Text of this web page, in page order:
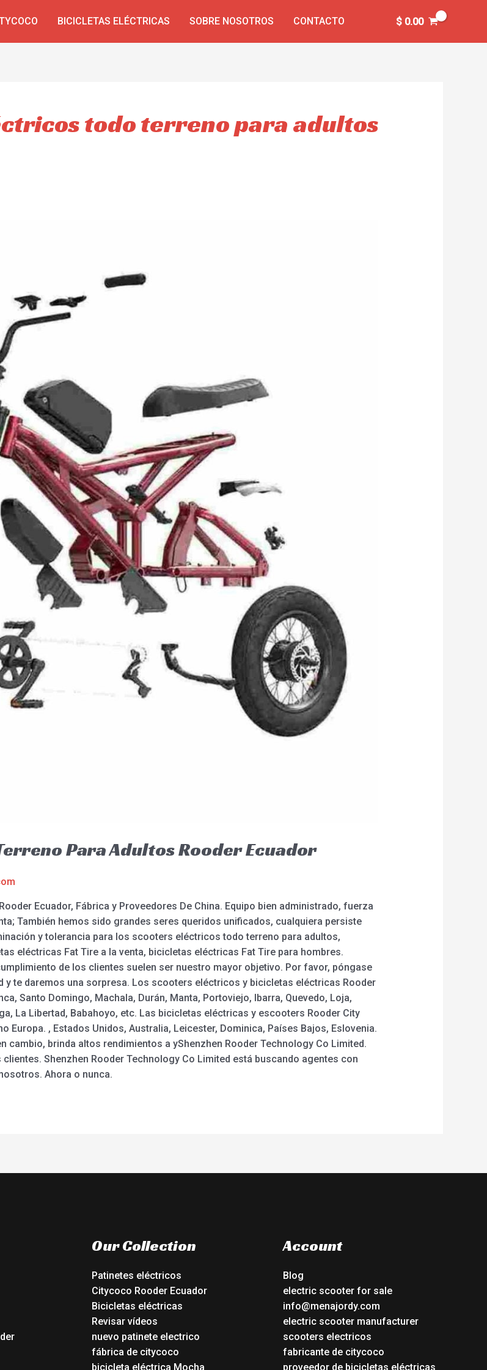
BICICLETAS ELÉCTRICAS SOBRE NOSOTROS CONTACTO $0.00
todo terreno para adultos
Para Adultos Rooder Ecuador
Ecuador, Fábrica y Proveedores De China. Equipo bien administrado, fuerza
También hemos sido grandes seres queridos unificados, cualquiera persiste
y tolerancia para los scooters eléctricos todo terreno para adultos,
eléctricas Fat Tire a la venta, bicicletas eléctricas Fat Tire para hombres.
de los clientes suelen ser nuestro mayor objetivo. Por favor, póngase
y te daremos una sorpresa. Los scooters eléctricos y bicicletas eléctricas Rooder
Santo Domingo, Machala, Durán, Manta, Portoviejo, Ibarra, Quevedo, Loja,
La Libertad, Babahoyo, etc. Las bicicletas eléctricas y escooters Rooder City
Europa. , Estados Unidos, Australia, Leicester, Dominica, Países Bajos, Eslovenia.
cambio, brinda altos rendimientos a yShenzhen Rooder Technology Co Limited.
Shenzhen Rooder Technology Co Limited está buscando agentes con
Ahora o nunca.
Our Collection
Patinetes eléctricos
Citycoco Rooder Ecuador
Bicicletas eléctricas
Revisar vídeos
nuevo patinete electrico
fábrica de citycoco
bicicleta eléctrica Mocha
Account
Blog
electric scooter for sale
info@menajordy.com
electric scooter manufacturer
scooters electricos
fabricante de citycoco
proveedor de bicicletas eléctricas